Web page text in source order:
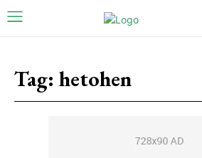
Tag: hetohen